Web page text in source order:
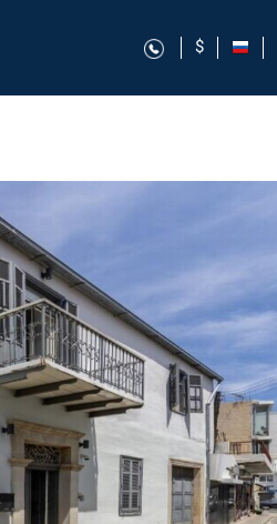
$